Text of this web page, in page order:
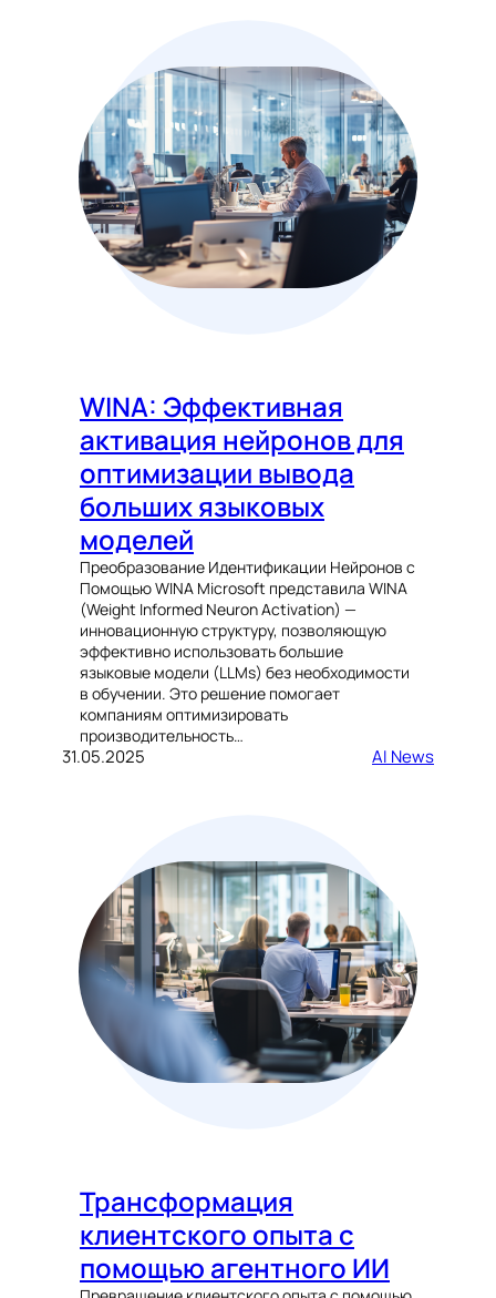
WINA: Эффективная
активация нейронов для
оптимизации вывода
больших языковых
моделей
Преобразование Идентификации Нейронов с
Помощью WINA Microsoft представила WINA
(Weight Informed Neuron Activation) —
инновационную структуру, позволяющую
эффективно использовать большие
языковые модели (LLMs) без необходимости
в обучении. Это решение помогает
компаниям оптимизировать
производительность…
31.05.2025 AI News
Трансформация
клиентского опыта с
помощью агентного ИИ